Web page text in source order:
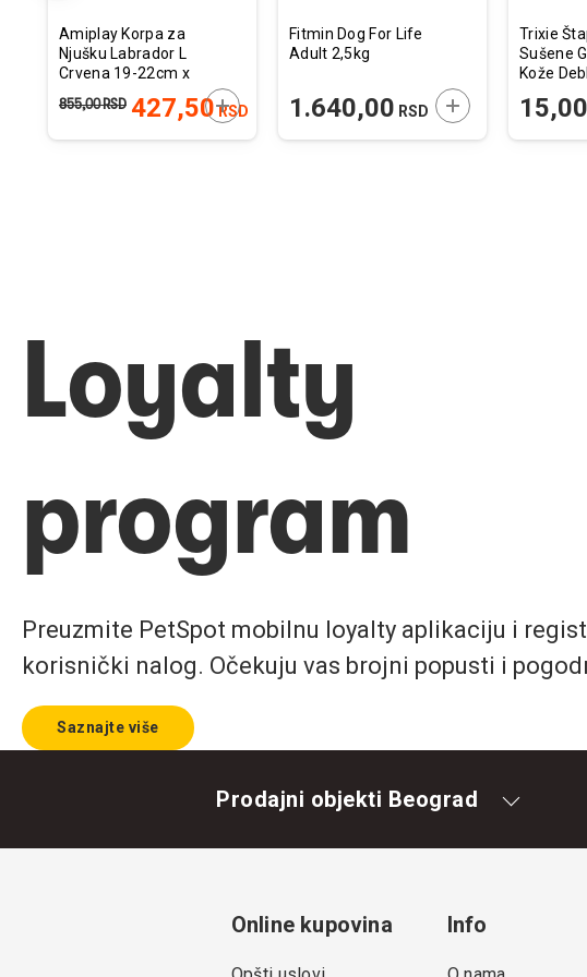
U KORPU
Amiplay Korpa za
Njušku Labrador L
Crvena 19-22cm x
427,50RSD
855,00RSD DODAJTE U KORPU
Fitmin Dog For Life
Adult 2,5kg
1.640,00 RSD DODAJTE U KORPU
Trixie
Sušene
Kože
15,00
Loyalty
program
Preuzmite PetSpot mobilnu loyalty aplikaciju i
korisnički nalog. Očekuju vas brojni popusti i
Saznajte više
Prodajni objekti Beograd
Online kupovina Info